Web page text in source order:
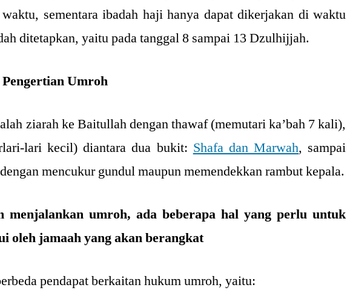
waktu, sementara ibadah haji hanya dapat dikerjakan di waktu
ditetapkan, yaitu pada tanggal 8 sampai 13 Dzulhijjah.
Umroh
ziarah ke Baitullah dengan thawaf (memutari ka’bah 7 kali),
lari kecil) diantara dua bukit: Shafa dan Marwah, sampai
mencukur gundul maupun memendekkan rambut kepala.
menjalankan umroh, ada beberapa hal yang perlu untuk
oleh jamaah yang akan berangkat
pendapat berkaitan hukum umroh, yaitu: